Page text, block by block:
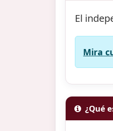
El
Mira
¿Qué